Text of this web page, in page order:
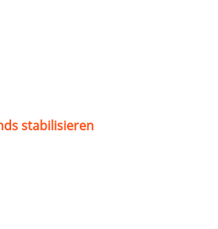
stabilisieren